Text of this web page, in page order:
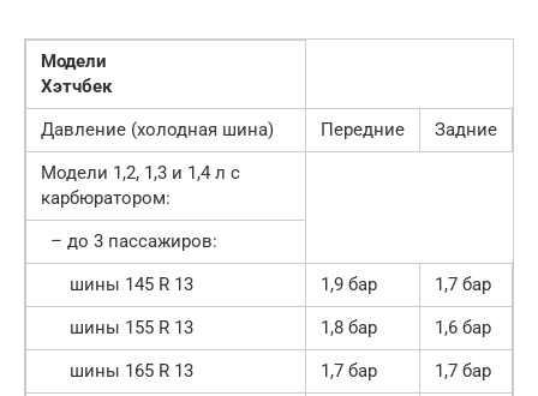
Модели
Хэтчбек
Давление (холодная шина)
Передние
Задние
Модели 1,2, 1,3 и 1,4 л с
карбюратором:
– до 3 пассажиров:
шины 145 R 13
1,9 бар
1,7 бар
шины 155 R 13
1,8 бар
1,6 бар
шины 165 R 13
1,7 бар
1,7 бар